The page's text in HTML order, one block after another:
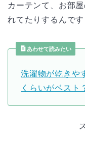
カーテンて、お部
れてたりするんです
あわせて読みたい
洗濯物が乾きや
くらいがベスト